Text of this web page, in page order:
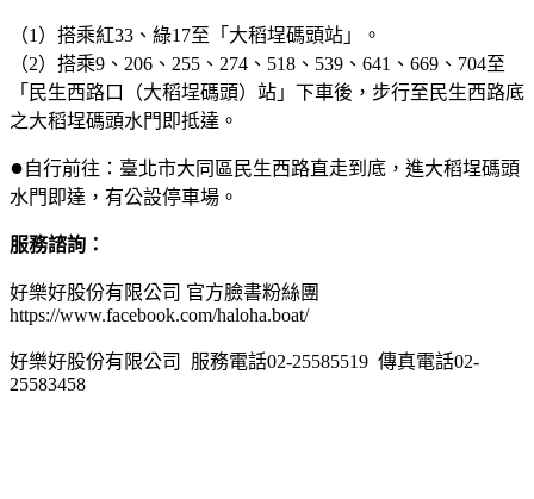
（1）搭乘紅33、綠17至「大稻埕碼頭站」。
（2）搭乘9、206、255、274、518、539、641、669、704至
「民生西路口（大稻埕碼頭）站」下車後，步行至民生西路底
之大稻埕碼頭水門即抵達。
●自行前往：臺北市大同區民生西路直走到底，進大稻埕碼頭
水門即達，有公設停車場。
服務諮詢：
好樂好股份有限公司 官方臉書粉絲團
https://www.facebook.com/haloha.boat/
好樂好股份有限公司 服務電話02-25585519 傳真電話02-
25583458